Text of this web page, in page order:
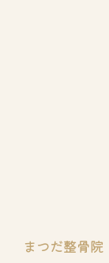
まつだ整骨院